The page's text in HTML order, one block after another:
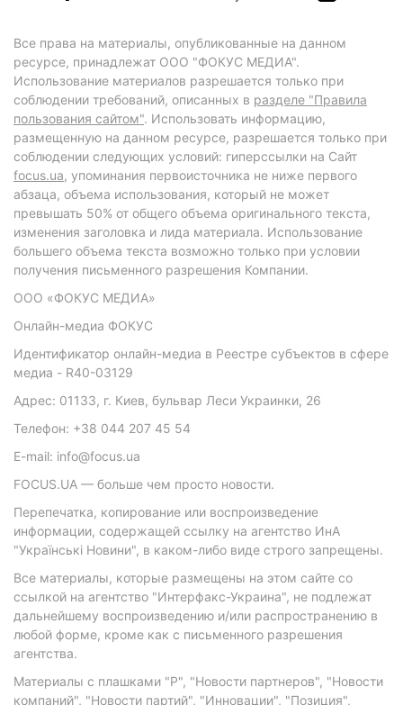
Все права на материалы, опубликованные на данном
ресурсе, принадлежат ООО "ФОКУС МЕДИА".
Использование материалов разрешается только при
соблюдении требований, описанных в разделе "Правила
пользования сайтом". Использовать информацию,
размещенную на данном ресурсе, разрешается только при
соблюдении следующих условий: гиперссылки на Сайт
focus.ua, упоминания первоисточника не ниже первого
абзаца, объема использования, который не может
превышать 50% от общего объема оригинального текста,
изменения заголовка и лида материала. Использование
большего объема текста возможно только при условии
получения письменного разрешения Компании.
ООО «ФОКУС МЕДИА»
Онлайн-медиа ФОКУС
Идентификатор онлайн-медиа в Реестре субъектов в сфере
медиа - R40-03129
Адрес: 01133, г. Киев, бульвар Леси Украинки, 26
Телефон: +38 044 207 45 54
E-mail: info@focus.ua
FOCUS.UA — больше чем просто новости.
Перепечатка, копирование или воспроизведение
информации, содержащей ссылку на агентство ИнА
"Українські Новини", в каком-либо виде строго запрещены.
Все материалы, которые размещены на этом сайте со
ссылкой на агентство "Интерфакс-Украина", не подлежат
дальнейшему воспроизведению и/или распространению в
любой форме, кроме как с письменного разрешения
агентства.
Материалы с плашками "Р", "Новости партнеров", "Новости
компаний", "Новости партий", "Инновации", "Позиция",